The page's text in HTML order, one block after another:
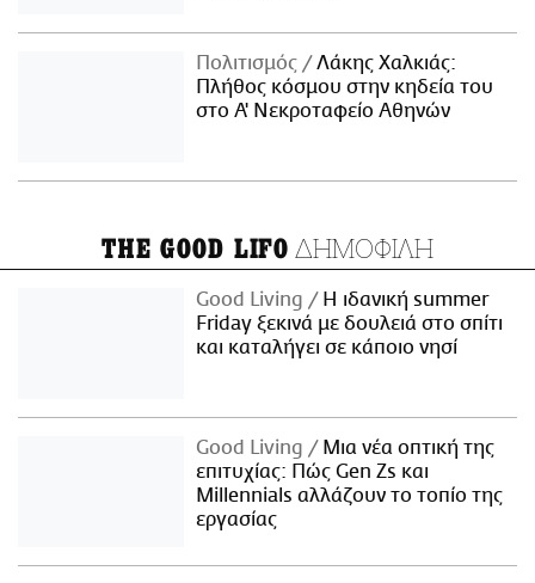
Πολιτισμός
Λάκης Χαλκιάς:
Πλήθος κόσμου στην κηδεία του
στο Α' Νεκροταφείο Αθηνών
THE GOOD LIFO ΔΗΜΟΦΙΛΗ
Good Living
Η ιδανική summer
Friday ξεκινά με δουλειά στο σπίτι
και καταλήγει σε κάποιο νησί
Good Living
Μια νέα οπτική της
επιτυχίας: Πώς Gen Zs και
Millennials αλλάζουν το τοπίο της
εργασίας